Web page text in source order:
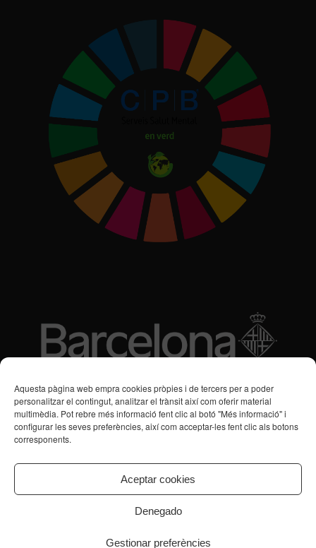
Aquesta pàgina web empra cookies pròpies i de tercers per a poder
personalitzar el contingut, analitzar el trànsit així com oferir material
multimèdia. Pot rebre més informació fent clic al botó "Més informació" i
configurar les seves preferències, així com acceptar-les fent clic als botons
corresponents.
Aceptar cookies
Denegado
Gestionar preferències
Subvencions des de 2016
Programa de Vacances/Suport Respir Familiar
Transtorns de Salut Mental